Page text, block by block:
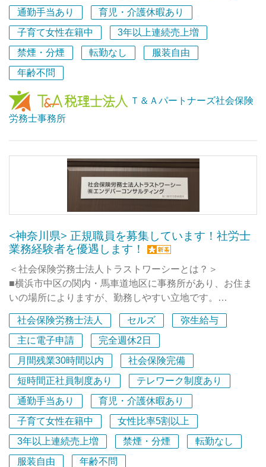
験があれば活かせます。
＜アピールポイント＞
■社労士事務所単体では現在代表を含め2名体制ですが、
併設の税理士法人は町田と立川に事業所があり、併せて50
名ほどのスタッフが在籍しています。大人数でワイワイと
楽しく仕事ができます！
■税理士法人顧問先やご紹介が100％であるため、新規開
拓営業などは一切ありません。
■子育て世代が多いので、育児と仕事の両立に理解があり
■フルタイムでもパートでも、なるべく希望される働き方
■勤務時間だけでなく、お任せする業務の範囲もご相談に
応じます。
「難易度の高い業務もどんどん任せて欲しい」「パートで
も担当のお客様を持ちたい」「まずはサポートから始めた
い」など。
能。（入社2年目より）
■年に1回の社員旅行を皆で楽しむなど、明るく活気のあ
る事務所です！
通勤手当あり
育児・介護休暇あり
子育て女性在籍中
3年以上連続売上増
禁煙・分煙
転勤なし
服装自由
年齢不問
Ｔ＆Ａパートナーズ社会保険
労務士事務所
<神奈川県> 正規職員を募集しています！社労士
業務経験者を優遇します！
＜社会保険労務士法人トラストワーシーとは？＞
■横浜市中区の関内・馬車道地区に事務所があり、お住ま
いの場所によりますが、勤務しやすい立地です。
■フルタイムスタッフ5名とパートタイマースタッフ2名で
構成されています。
■お客様や税理士の先生などのご紹介によって堅実に業績
は推移しています。
■職場内の人間関係等でストレスを抱えることが無いよう
に。「ハラスメント最少化」の職場環境を目指していま
す。
■残業時間は多くないです。過去1年間の法定時間外労働
は、最長のスタッフで「1か月平均15.01時間」、「最長の
月24.83時間」です。
■状況によりますが、週1日程度のテレワークも可能で
社会保険労務士法人 セルズ
弥生給与
主に電子申請
完全週休2日
月間残業30時間以内
社会保険完備
短時間正社員制度あり
テレワーク制度あり
通勤手当あり
育児・介護休暇あり
子育て女性在籍中
女性比率5割以上
3年以上連続売上増
禁煙・分煙
転勤なし
服装自由
年齢不問